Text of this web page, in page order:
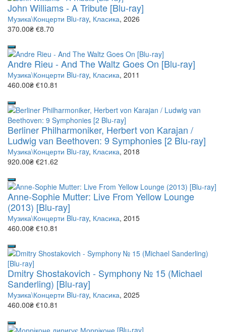
John Williams - A Tribute [Blu-ray]
Музика\Концерти Blu-ray, Класика, 2026
370.00₴ €8.70
Andre Rieu - And The Waltz Goes On [Blu-ray]
Музика\Концерти Blu-ray, Класика, 2011
460.00₴ €10.81
Berliner Philharmoniker, Herbert von Karajan /
Ludwig van Beethoven: 9 Symphonies [2 Blu-ray]
Музика\Концерти Blu-ray, Класика, 2018
920.00₴ €21.62
Anne-Sophie Mutter: Live From Yellow Lounge
(2013) [Blu-ray]
Музика\Концерти Blu-ray, Класика, 2015
460.00₴ €10.81
Dmitry Shostakovich - Symphony № 15 (Michael
Sanderling) [Blu-ray]
Музика\Концерти Blu-ray, Класика, 2025
460.00₴ €10.81